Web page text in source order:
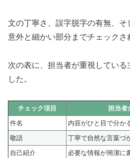
文の丁寧さ、誤字脱字の有無、そ
意外と細かい部分までチェックさ
次の表に、担当者が重視している
した。
チェック項目
担当者
件名
内容がひと目で分か
敬語
丁寧で自然な言葉づ
自己紹介
必要な情報が簡潔に